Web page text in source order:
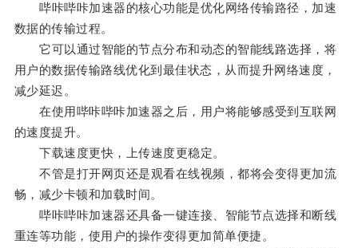
哔咔哔咔加速器的核心功能是优化网络传输路径，加速
数据的传输过程。
它可以通过智能的节点分布和动态的智能线路选择，将
用户的数据传输路线优化到最佳状态，从而提升网络速度，
减少延迟。
在使用哔咔哔咔加速器之后，用户将能够感受到互联网
的速度提升。
下载速度更快，上传速度更稳定。
不管是打开网页还是观看在线视频，都将会变得更加流
畅，减少卡顿和加载时间。
哔咔哔咔加速器还具备一键连接、智能节点选择和断线
重连等功能，使用户的操作变得更加简单便捷。